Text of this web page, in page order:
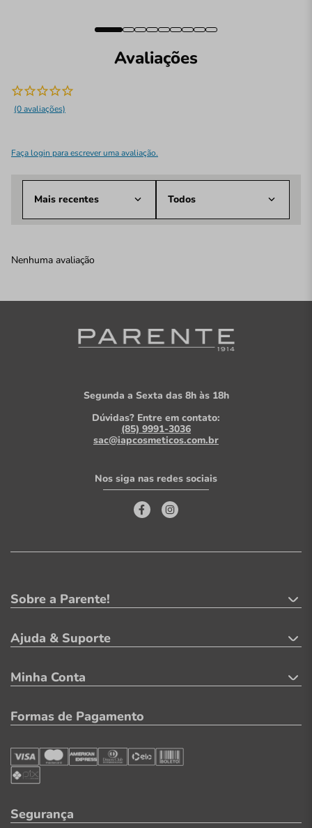
Avaliações
(0 avaliações)
Faça login para escrever uma avaliação.
Mais recentes Todos
Nenhuma avaliação
Segunda a Sexta das 8h às 18h
Dúvidas? Entre em contato:
(85) 9991-3036
sac@iapcosmeticos.com.br
Nos siga nas redes sociais
Sobre a Parente!
Ajuda & Suporte
Minha Conta
Formas de Pagamento
Segurança